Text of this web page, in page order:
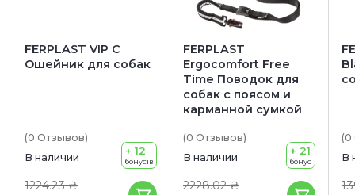
FERPLAST VIP С
Ошейник для собак
(0 Отзывов)
В наличии
1224.23 ₴
+ 12
бонусів
FERPLAST
Ergocomfort Free
Time Поводок для
собак с поясом и
карманной сумкой
(0 Отзывов)
В наличии
2228.02 ₴
+ 21
бонус
(0
В